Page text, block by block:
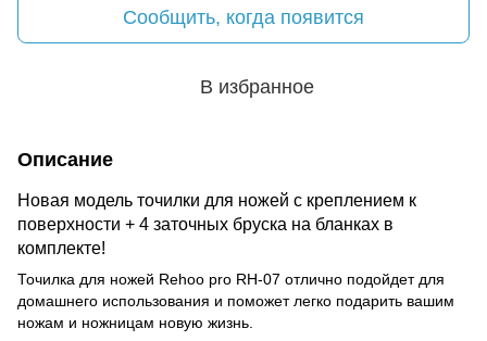
Сообщить, когда появится
В избранное
Описание
Новая модель точилки для ножей с креплением к
поверхности + 4 заточных бруска на бланках в
комплекте!
Точилка для ножей Rehoo pro RH-07 отлично подойдет для
домашнего использования и поможет легко подарить вашим
ножам и ножницам новую жизнь.